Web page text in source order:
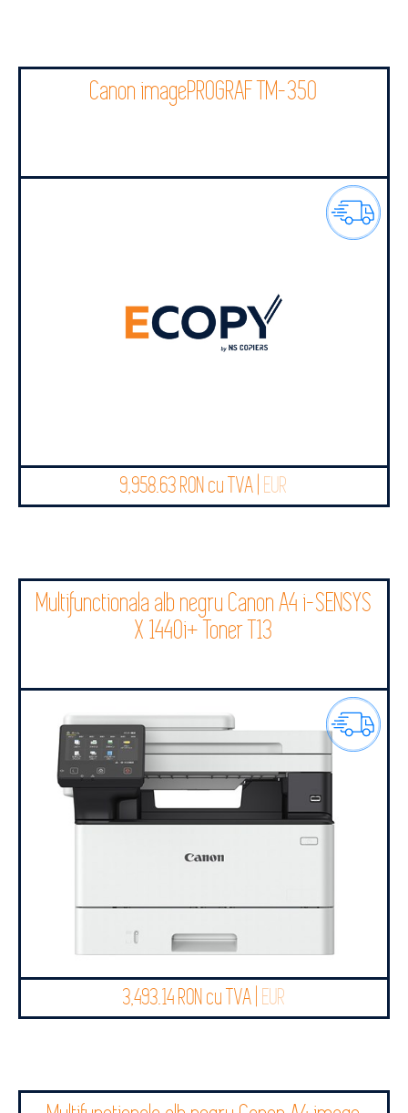
Canon imagePROGRAF TM-350
9,958.63 RON cu TVA | EUR
Multifunctionala alb negru Canon A4 i-SENSYS
X 1440i+ Toner T13
3,493.14 RON cu TVA | EUR